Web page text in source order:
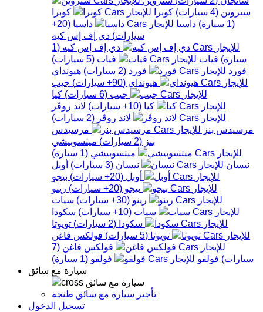
ستروين (
4 سيارات) كوبرا
كوبرا
(
1 سيارة) داسيا داسيا (
20+
سيارات) دي إف إس كيه
دي إف إس كيه (
1
سيارة) فيات فيات (
5 سيارات)
فورد
فورد (
2 سيارات) هيونداي
هيونداي (
90+ سيارات) جيب
جيب (
6 سيارات) كيا
كيا (
10+ سيارات) لاند روڤر
لاند روڤر (
2 سيارات)
مرسيدس بنز
مرسيدس
بنز (
2 سيارات) ميتسوبيشي
ميتسوبيشي (
1 سيارة)
نيسان
نيسان (
3 سيارات) أوبل
أوبل (
20+ سيارات) بيجو
بيجو (
20+ سيارات) رينو
رينو (
30+ سيارات) سيات
سيات (
10+ سيارات) سكودا
سكودا (
2 سيارات) تويوتا
تويوتا (
5 سيارات) فولكس فاغن
فولكس فاغن (
7
سيارات) فولفو فولفو (
1 سيارة)
سيارة مع سائق
سيارة مع سائق
تأجير سيارة مع سائق طنجة
تسجيل الدخول